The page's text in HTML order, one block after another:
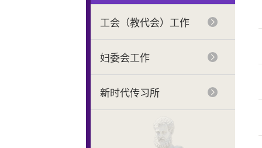
工会（教代会）工作
妇委会工作
新时代传习所